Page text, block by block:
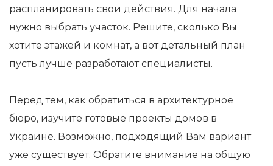
распланировать свои действия. Для начала
нужно выбрать участок. Решите, сколько Вы
хотите этажей и комнат, а вот детальный план
пусть лучше разработают специалисты.
Перед тем, как обратиться в архитектурное
бюро, изучите готовые проекты домов в
Украине. Возможно, подходящий Вам вариант
уже существует. Обратите внимание на общую